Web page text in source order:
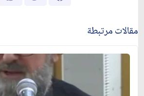
مقالات مرتبطة